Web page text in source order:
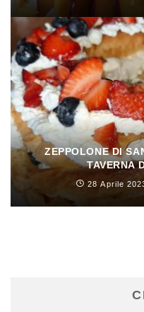
ZEPPOLONE DI
TAVERNA
28 Aprile